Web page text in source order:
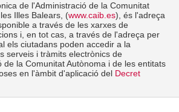
de l'Administració de la Comunitat
Illes Balears, (www.caib.es), és l'adreça
a través de les xarxes de
i, en tot cas, a través de l'adreça per
els ciutadans poden accedir a la
serveis i tràmits electrònics de
de la Comunitat Autònoma i de les entitats
en l'àmbit d'aplicació del Decret